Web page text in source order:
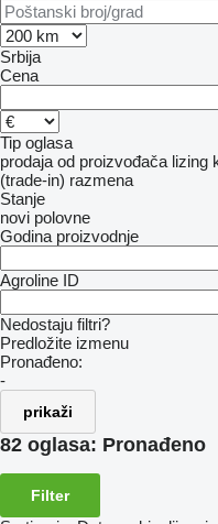
Srbija
Cena
Tip oglasa
prodaja od proizvođača lizing
(trade-in) razmena
Stanje
novi polovne
Godina proizvodnje
Agroline ID
Nedostaju filtri?
Predložite izmenu
Pronađeno:
-
prikaži
82 oglasa: Pronađeno
Filter